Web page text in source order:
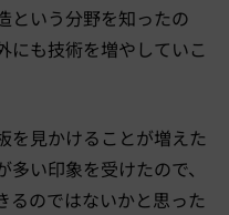
という分野を知ったの
にも技術を増やしていこ
を見かけることが増えた
い印象を受けたので、
るのではないかと思った